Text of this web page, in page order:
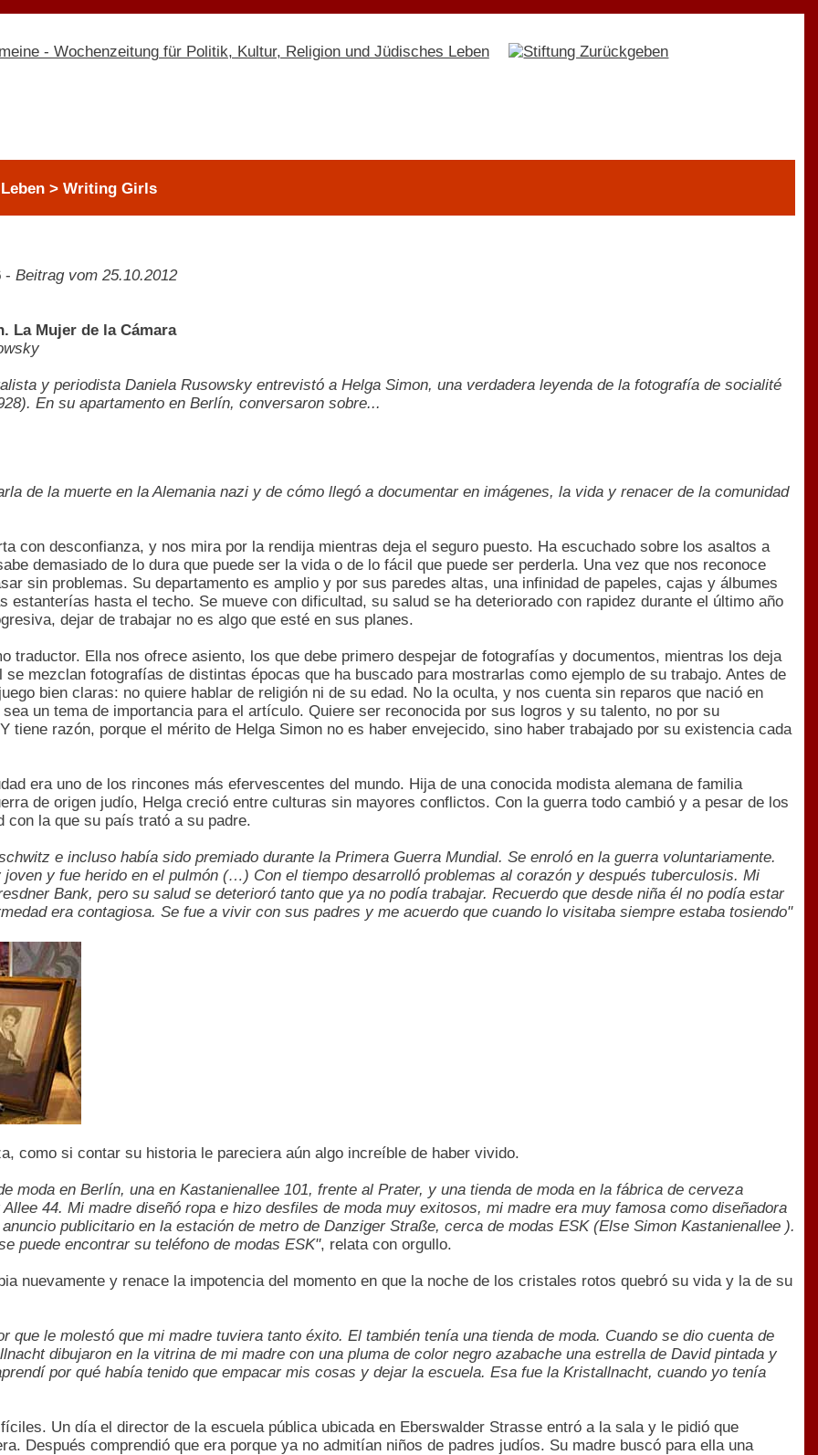
> Writing Girls
- Beitrag vom 25.10.2012
La Mujer de la Cámara
y periodista Daniela Rusowsky entrevistó a Helga Simon, una verdadera leyenda de la fotografía de socialité
En su apartamento en Berlín, conversaron sobre...
de la muerte en la Alemania nazi y de cómo llegó a documentar en imágenes, la vida y renacer de la comunidad
con desconfianza, y nos mira por la rendija mientras deja el seguro puesto. Ha escuchado sobre los asaltos a
demasiado de lo dura que puede ser la vida o de lo fácil que puede ser perderla. Una vez que nos reconoce
sin problemas. Su departamento es amplio y por sus paredes altas, una infinidad de papeles, cajas y álbumes
estanterías hasta el techo. Se mueve con dificultad, su salud se ha deteriorado con rapidez durante el último año
dejar de trabajar no es algo que esté en sus planes.
traductor. Ella nos ofrece asiento, los que debe primero despejar de fotografías y documentos, mientras los deja
mezclan fotografías de distintas épocas que ha buscado para mostrarlas como ejemplo de su trabajo. Antes de
bien claras: no quiere hablar de religión ni de su edad. No la oculta, y nos cuenta sin reparos que nació en
un tema de importancia para el artículo. Quiere ser reconocida por sus logros y su talento, no por su
tiene razón, porque el mérito de Helga Simon no es haber envejecido, sino haber trabajado por su existencia cada
era uno de los rincones más efervescentes del mundo. Hija de una conocida modista alemana de familia
de origen judío, Helga creció entre culturas sin mayores conflictos. Con la guerra todo cambió y a pesar de los
con la que su país trató a su padre.
e incluso había sido premiado durante la Primera Guerra Mundial. Se enroló en la guerra voluntariamente.
joven y fue herido en el pulmón (…) Con el tiempo desarrolló problemas al corazón y después tuberculosis. Mi
Bank, pero su salud se deterioró tanto que ya no podía trabajar. Recuerdo que desde niña él no podía estar
era contagiosa. Se fue a vivir con sus padres y me acuerdo que cuando lo visitaba siempre estaba tosiendo"
como si contar su historia le pareciera aún algo increíble de haber vivido.
moda en Berlín, una en Kastanienallee 101, frente al Prater, y una tienda de moda en la fábrica de cerveza
44. Mi madre diseñó ropa e hizo desfiles de moda muy exitosos, mi madre era muy famosa como diseñadora
publicitario en la estación de metro de Danziger Straße, cerca de modas ESK (Else Simon Kastanienallee ).
puede encontrar su teléfono de modas ESK", relata con orgullo.
nuevamente y renace la impotencia del momento en que la noche de los cristales rotos quebró su vida y la de su
que le molestó que mi madre tuviera tanto éxito. El también tenía una tienda de moda. Cuando se dio cuenta de
dibujaron en la vitrina de mi madre con una pluma de color negro azabache una estrella de David pintada y
por qué había tenido que empacar mis cosas y dejar la escuela. Esa fue la Kristallnacht, cuando yo tenía
Un día el director de la escuela pública ubicada en Eberswalder Strasse entró a la sala y le pidió que
Después comprendió que era porque ya no admitían niños de padres judíos. Su madre buscó para ella una